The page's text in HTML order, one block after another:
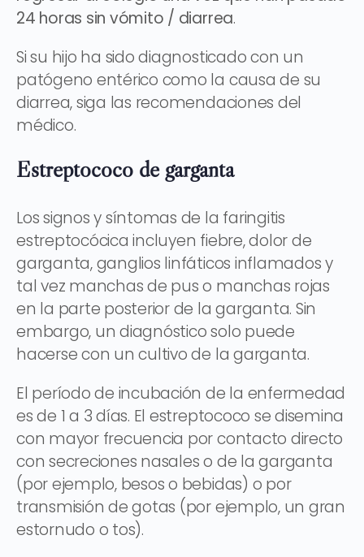
24 horas sin vómito / diarrea.
Si su hijo ha sido diagnosticado con un
patógeno entérico como la causa de su
diarrea, siga las recomendaciones del
médico.
Estreptococo de garganta
Los signos y síntomas de la faringitis
estreptocócica incluyen fiebre, dolor de
garganta, ganglios linfáticos inflamados y
tal vez manchas de pus o manchas rojas
en la parte posterior de la garganta. Sin
embargo, un diagnóstico solo puede
hacerse con un cultivo de la garganta.
El período de incubación de la enfermedad
es de 1 a 3 días. El estreptococo se disemina
con mayor frecuencia por contacto directo
con secreciones nasales o de la garganta
(por ejemplo, besos o bebidas) o por
transmisión de gotas (por ejemplo, un gran
estornudo o tos).